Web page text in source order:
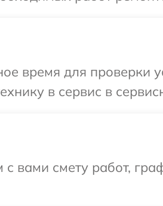
время для проверки
в сервис в
вами смету работ,